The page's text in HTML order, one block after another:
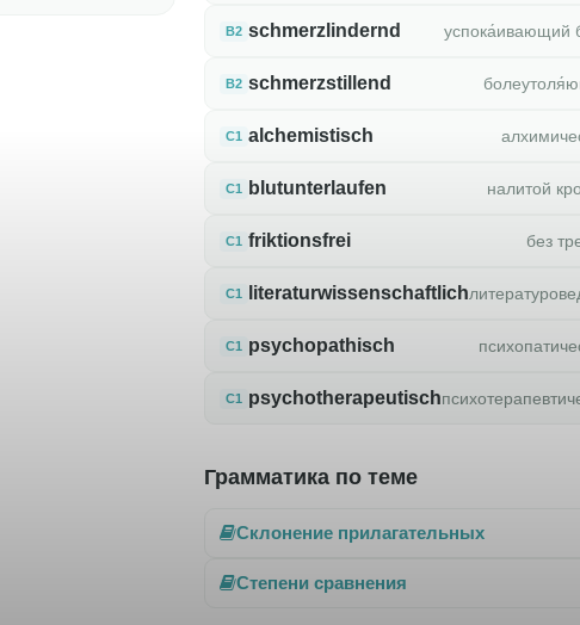
B2 schmerzlindernd успока́ивающий
B2 schmerzstillend
C1 alchemistisch
C1 blutunterlaufen налитой
C1 friktionsfrei без
C1 literaturwissenschaftlich
C1 psychopathisch
C1 psychotherapeutisch
Грамматика по теме
Склонение прилагательных
Степени сравнения